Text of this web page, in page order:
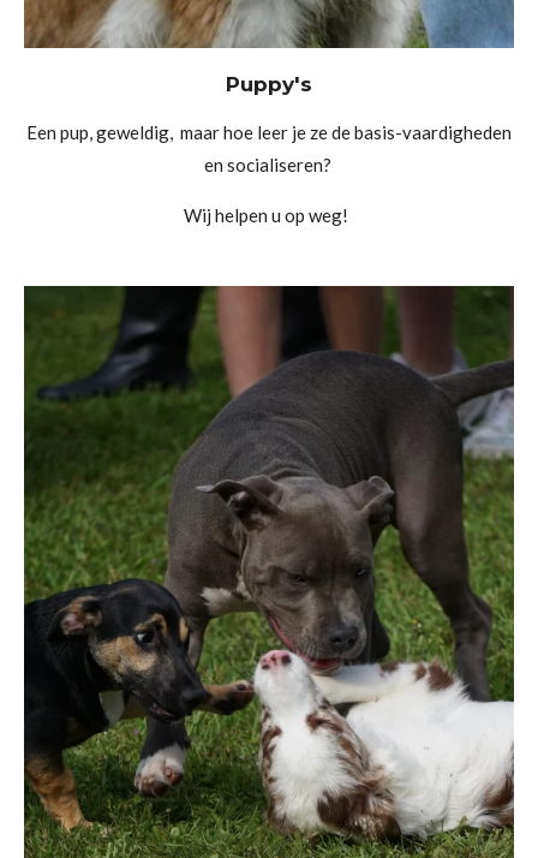
Puppy's
Een pup, geweldig, maar hoe leer je ze de basis-vaardigheden
en socialiseren?
Wij helpen u op weg!